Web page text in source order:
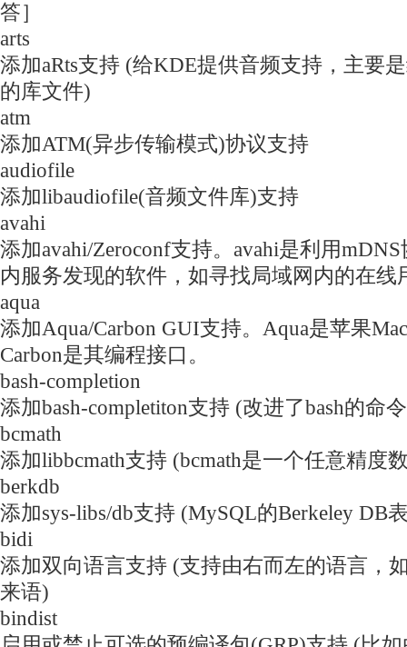
答］
arts
添加aRts支持 (给KDE提供音频支持，主要
的库文件)
atm
添加ATM(异步传输模式)协议支持
audiofile
添加libaudiofile(音频文件库)支持
avahi
添加avahi/Zeroconf支持。avahi是利用
内服务发现的软件，如寻找局域网内的在线
aqua
添加Aqua/Carbon GUI支持。Aqua是苹果
Carbon是其编程接口。
bash-completion
添加bash-completiton支持 (改进了bash的命
bcmath
添加libbcmath支持 (bcmath是一个任意精度
berkdb
添加sys-libs/db支持 (MySQL的Berkeley DB
bidi
添加双向语言支持 (支持由右而左的语言，
来语)
bindist